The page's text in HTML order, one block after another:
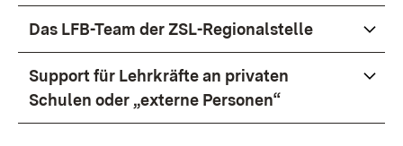
Das LFB-Team der ZSL-Regionalstelle
Support für Lehrkräfte an privaten
Schulen oder „externe Personen“